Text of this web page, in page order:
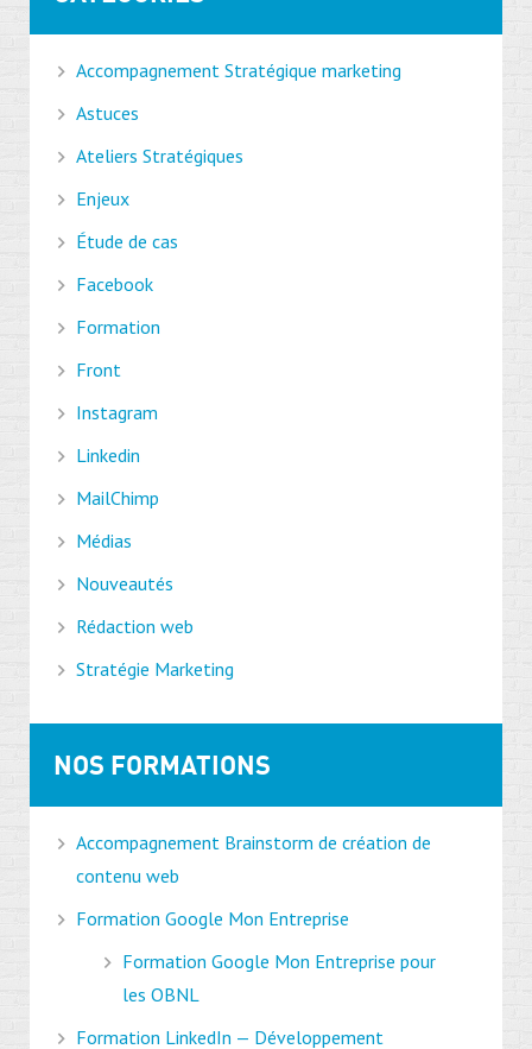
Accompagnement Stratégique marketing
Astuces
Ateliers Stratégiques
Enjeux
Étude de cas
Facebook
Formation
Front
Instagram
Linkedin
MailChimp
Médias
Nouveautés
Rédaction web
Stratégie Marketing
NOS FORMATIONS
Accompagnement Brainstorm de création de
contenu web
Formation Google Mon Entreprise
Formation Google Mon Entreprise pour
les OBNL
Formation LinkedIn — Développement